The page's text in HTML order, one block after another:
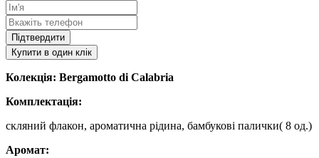
Підтвердити
Купити в один клік
Колекція: Bergamotto di Calabria
Комплектація:
скляний флакон, ароматична рідина, бамбукові палички( 8 од.)
Аромат: